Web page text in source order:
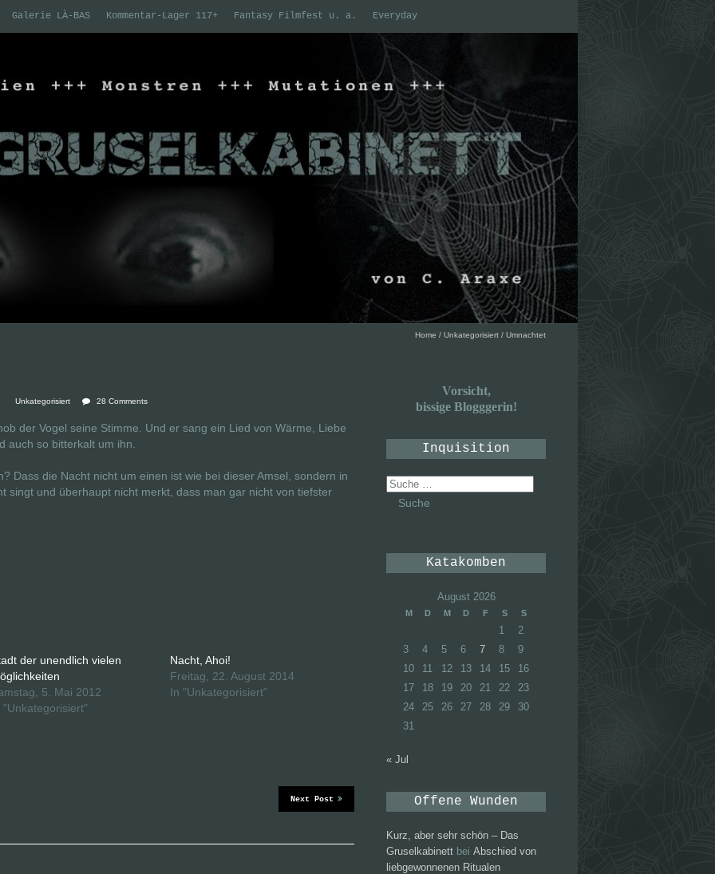
Galerie LÀ-BAS Kommentar-Lager 117+ Fantasy Filmfest u. a. Everyday
Home / Unkategorisiert / Umnachtet
Unkategorisiert 28 Comments
der Vogel seine Stimme. Und er sang ein Lied von Wärme, Liebe
auch so bitterkalt um ihn.
Dass die Nacht nicht um einen ist wie bei dieser Amsel, sondern in
singt und überhaupt nicht merkt, dass man gar nicht von tiefster
der unendlich vielen
5. Mai 2012
"Unkategorisiert"
Nacht, Ahoi!
Freitag, 22. August 2014
In "Unkategorisiert"
Next Post
Vorsicht,
bissige Blogggerin!
Inquisition
Suche
nach:
Katakomben
August 2026
M D M D F S S
1
2
3
4 5 6 7 8
9
10
11 12 13 14 15
16
17
18 19 20 21 22
23
24
25 26 27 28 29
30
31
« Jul
Offene Wunden
Kurz, aber sehr schön – Das
Gruselkabinett bei Abschied von
liebgewonnenen Ritualen